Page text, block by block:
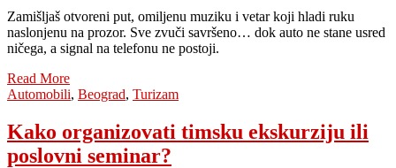
Zamišljaš otvoreni put, omiljenu muziku i vetar koji hladi ruku
naslonjenu na prozor. Sve zvuči savršeno… dok auto ne stane usred
ničega, a signal na telefonu ne postoji.
Read More
Automobili, Beograd, Turizam
Kako organizovati timsku ekskurziju ili
poslovni seminar?